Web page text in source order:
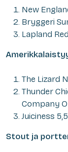
New
Bryggeri
Lapland
The Lizard
Thunder
Company
Juiciness
Stout ja